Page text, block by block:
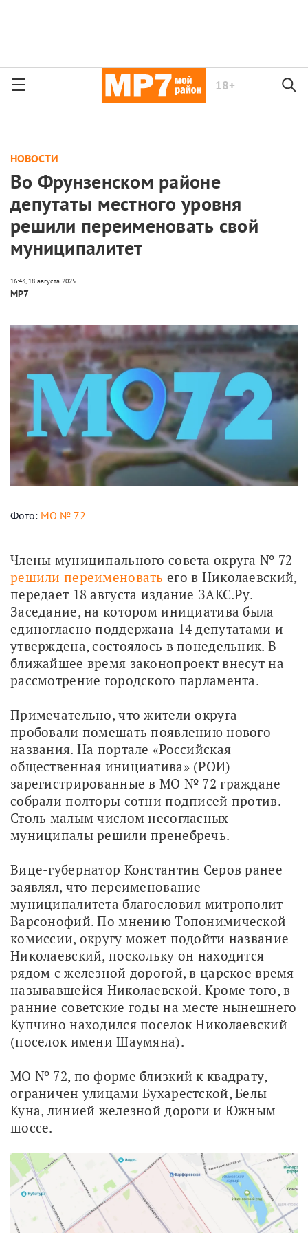
18+
НОВОСТИ
Во Фрунзенском районе
депутаты местного уровня
решили переименовать свой
муниципалитет
МР7
Фото: МО № 72
решили переименовать его в Николаевский,
передает 18 августа издание ЗАКС.Ру.
Заседание, на котором инициатива была
единогласно поддержана 14 депутатами и
утверждена, состоялось в понедельник. В
ближайшее время законопроект внесут на
рассмотрение городского парламента.
Примечательно, что жители округа
пробовали помешать появлению нового
названия. На портале «Российская
общественная инициатива» (РОИ)
зарегистрированные в МО № 72 граждане
собрали полторы сотни подписей против.
Столь малым числом несогласных
муниципалы решили пренебречь.
Вице-губернатор Константин Серов ранее
заявлял, что переименование
муниципалитета благословил митрополит
Варсонофий. По мнению Топонимической
комиссии, округу может подойти название
Николаевский, поскольку он находится
рядом с железной дорогой, в царское время
называвшейся Николаевской. Кроме того, в
ранние советские годы на месте нынешнего
Купчино находился поселок Николаевский
(поселок имени Шаумяна).
МО № 72, по форме близкий к квадрату,
ограничен улицами Бухарестской, Белы
Куна, линией железной дороги и Южным
шоссе.